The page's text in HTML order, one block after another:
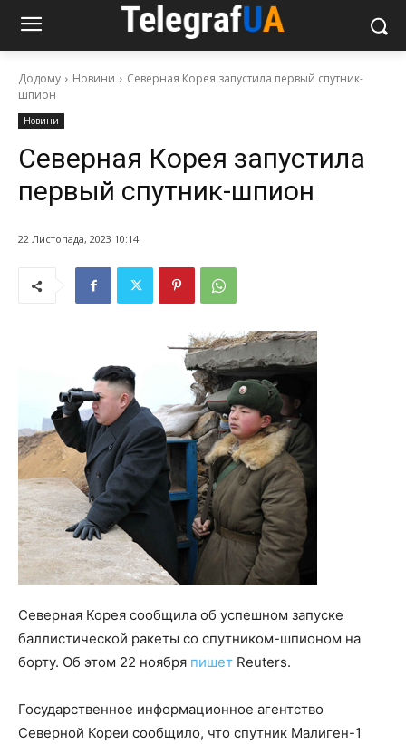
Додому Новини
Северная Корея запустила первый спутник-
шпион
Новини
Северная Корея запустила
первый спутник-шпион
22 Листопада, 2023 10:14
Северная Корея сообщила об успешном запуске
баллистической ракеты со спутником-шпионом на
борту. Об этом 22 ноября пишет Reuters.
Государственное информационное агентство
Северной Кореи сообщило, что спутник Малиген-1